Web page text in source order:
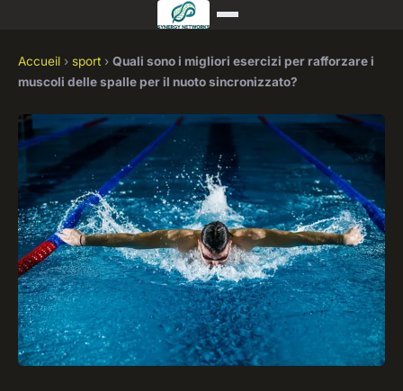
Accueil › sport › Quali sono i migliori esercizi per rafforzare i
muscoli delle spalle per il nuoto sincronizzato?